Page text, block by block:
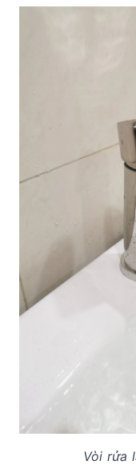
Vòi rửa